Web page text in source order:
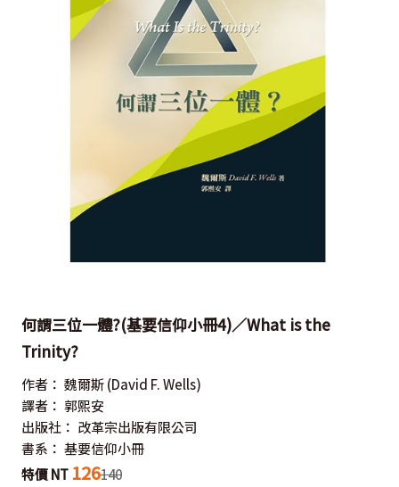
何謂三位一體?(基要信仰小冊4)／What is the
Trinity?
作者： 魏爾斯 (David F. Wells)
譯者： 郭熙安
出版社： 改革宗出版有限公司
書系： 基要信仰小冊
特價 NT 126140